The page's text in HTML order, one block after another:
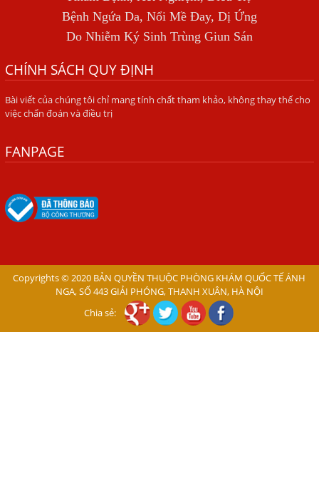
BÍ QUYẾT GIÚP ĐƯỜNG RUỘT KHỎE LẠI
Có Nên Quá Lo Lắng Khi Bị Ngứa Kéo Dài Do Nhiễm Giun
TÔI KHÔNG NGỜ ĐẾN MÌNH CŨNG BỊ NHIỄM SÁN CHÓ
Nhân Để Chữa Trị.
Trong Máu Gây Ngứa
BỆNH DO SÁN LÁ LỚN Ở GAN
Khoa Ký Sinh Trùng
Có Nên Quá Lo Lắng Khi Bị Nhiễm Bệnh Sán Chó Mèo
Sán chó Những Dấu Hiệu Của Bệnh Sán Chó Chớ Nên
Bệnh Ngứa Da, Nổi Mề Đay, Dị Ứng
Do Nhiễm Ký Sinh Trùng Giun Sán
CHÍNH SÁCH QUY ĐỊNH
Bài viết của chúng tôi chỉ mang tính chất tham khảo, không thay thế cho
việc chẩn đoán và điều trị
FANPAGE
Copyrights © 2020 BẢN QUYỀN THUỘC PHÒNG KHÁM QUỐC TẾ ÁNH
NGA, SỐ 443 GIẢI PHÓNG, THANH XUÂN, HÀ NỘI
Chia sẻ: